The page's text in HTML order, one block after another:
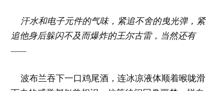
汗水和电子元件的气味，紧追不舍的曳光弹，紧
追他身后躲闪不及而爆炸的王尔古雷，当然还有
——
波布兰吞下一口鸡尾酒，连冰凉液体顺着喉咙滑